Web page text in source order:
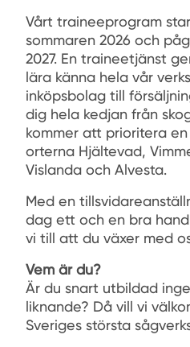
Vårt traineeprogram
sommaren 2026 och
2027. En traineetjänst
lära känna hela vår
inköpsbolag till
dig hela kedjan från
kommer att prioritera
orterna Hjältevad,
Vislanda och Alvesta.
Med en
dag ett och en bra
vi till att du växer med
Vem är du?
Är du snart utbildad
liknande? Då vill vi
Sveriges största